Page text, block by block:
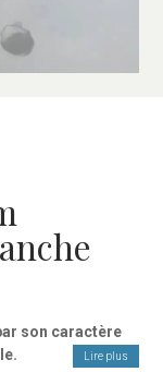
son caractère
Lire plus